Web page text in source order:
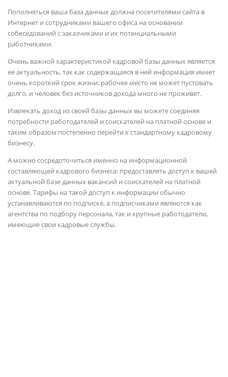
Пополняться ваша база данных должна посетителями сайта в
Интернет и сотрудниками вашего офиса на основании
собеседований с заказчиками и их потенциальными
работниками.
Очень важной характеристикой кадровой базы данных является
ее актуальность, так как содержащаяся в ней информация имеет
очень короткий срок жизни: рабочее место не может пустовать
долго, и человек без источников дохода много не проживет.
Извлекать доход из своей базы данных вы можете соединяя
потребности работодателей и соискателей на платной основе и
таким образом постепенно перейти к стандартному кадровому
бизнесу.
А можно сосредоточиться именно на информационной
составляющей кадрового бизнеса: предоставлять доступ к вашей
актуальной базе данных вакансий и соискателей на платной
основе. Тарифы на такой доступ к информации обычно
устанавливаются по подписке, а подписчиками являются как
агентства по подбору персонала, так и крупные работодатели,
имеющие свои кадровые службы.